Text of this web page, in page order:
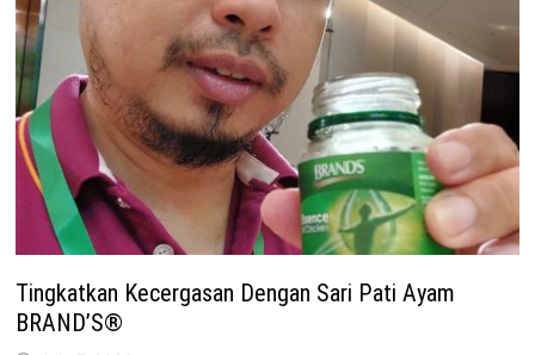
Tingkatkan Kecergasan Dengan Sari Pati Ayam
BRAND’S®